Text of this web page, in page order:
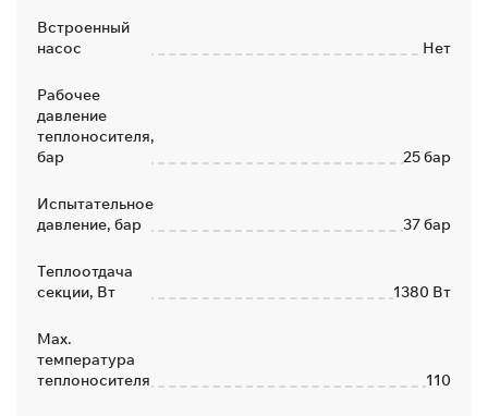
Встроенный
насос
Нет
Рабочее
давление
теплоносителя,
бар
25 бар
Испытательное
давление, бар
37 бар
Теплоотдача
секции, Вт
1380 Вт
Max.
температура
теплоносителя
110